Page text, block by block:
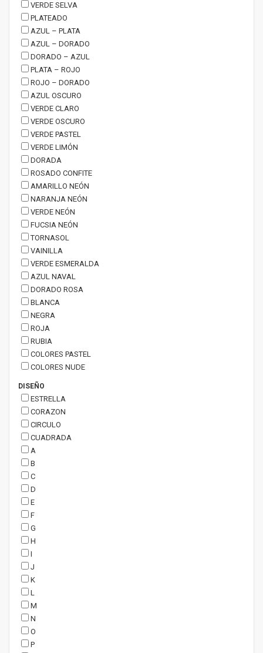
VERDE SELVA
PLATEADO
AZUL – PLATA
AZUL – DORADO
DORADO – AZUL
PLATA – ROJO
ROJO – DORADO
AZUL OSCURO
VERDE CLARO
VERDE OSCURO
VERDE PASTEL
VERDE LIMÓN
DORADA
ROSADO CONFITE
AMARILLO NEÓN
NARANJA NEÓN
VERDE NEÓN
FUCSIA NEÓN
TORNASOL
VAINILLA
VERDE ESMERALDA
AZUL NAVAL
DORADO ROSA
BLANCA
NEGRA
ROJA
RUBIA
COLORES PASTEL
COLORES NUDE
DISEÑO
ESTRELLA
CORAZON
CIRCULO
CUADRADA
A
B
C
D
E
F
G
H
I
J
K
L
M
N
O
P